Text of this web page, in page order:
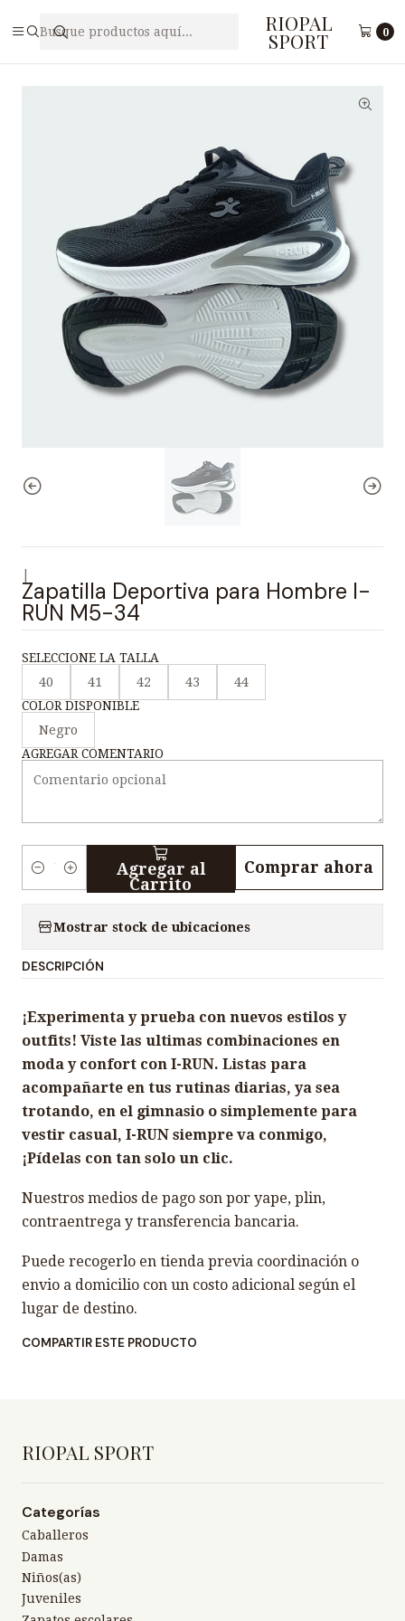
RIOPAL
SPORT 0
Zapatilla Deportiva para Hombre I-RUN M5-34
Zapatilla Deportiva para Hombre I-
RUN M5-34
SELECCIONE LA TALLA
40
41 42 43
44
COLOR DISPONIBLE
Negro
AGREGAR COMENTARIO
i
a
d
Agregar al
Carrito
Comprar ahora
Mostrar stock de ubicaciones
DESCRIPCIÓN
¡Experimenta y prueba con nuevos estilos y
outfits! Viste las ultimas combinaciones en
moda y confort con I-RUN. Listas para
acompañarte en tus rutinas diarias, ya sea
trotando, en el gimnasio o simplemente para
vestir casual, I-RUN siempre va conmigo,
¡Pídelas con tan solo un clic.
Nuestros medios de pago son por yape, plin,
contraentrega y transferencia bancaria.
Puede recogerlo en tienda previa coordinación o
envio a domicilio con un costo adicional según el
lugar de destino.
COMPARTIR ESTE PRODUCTO
RIOPAL SPORT
Categorías
Caballeros
Damas
Niños(as)
Juveniles